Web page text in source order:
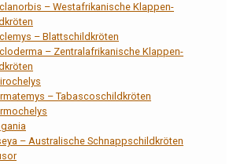
– Westafrikanische Klappen-
– Blattschildkröten
– Zentralafrikanische Klappen-
– Tabascoschildkröten
– Australische Schnappschildkröten